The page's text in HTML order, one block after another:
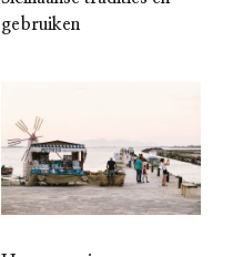
gebruiken